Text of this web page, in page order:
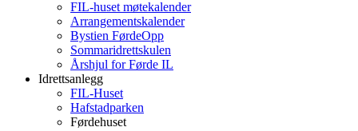
FIL-huset møtekalender
Arrangementskalender
Bystien FørdeOpp
Sommaridrettskulen
Årshjul for Førde IL
Idrettsanlegg
FIL-Huset
Hafstadparken
Førdehuset